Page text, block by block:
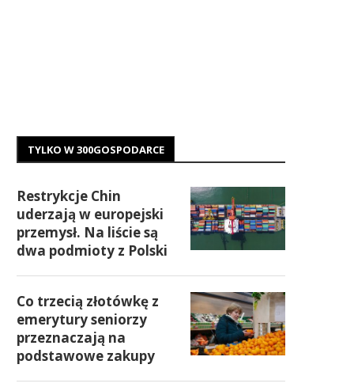
TYLKO W 300GOSPODARCE
Restrykcje Chin
uderzają w europejski
przemysł. Na liście są
dwa podmioty z Polski
Co trzecią złotówkę z
emerytury seniorzy
przeznaczają na
podstawowe zakupy